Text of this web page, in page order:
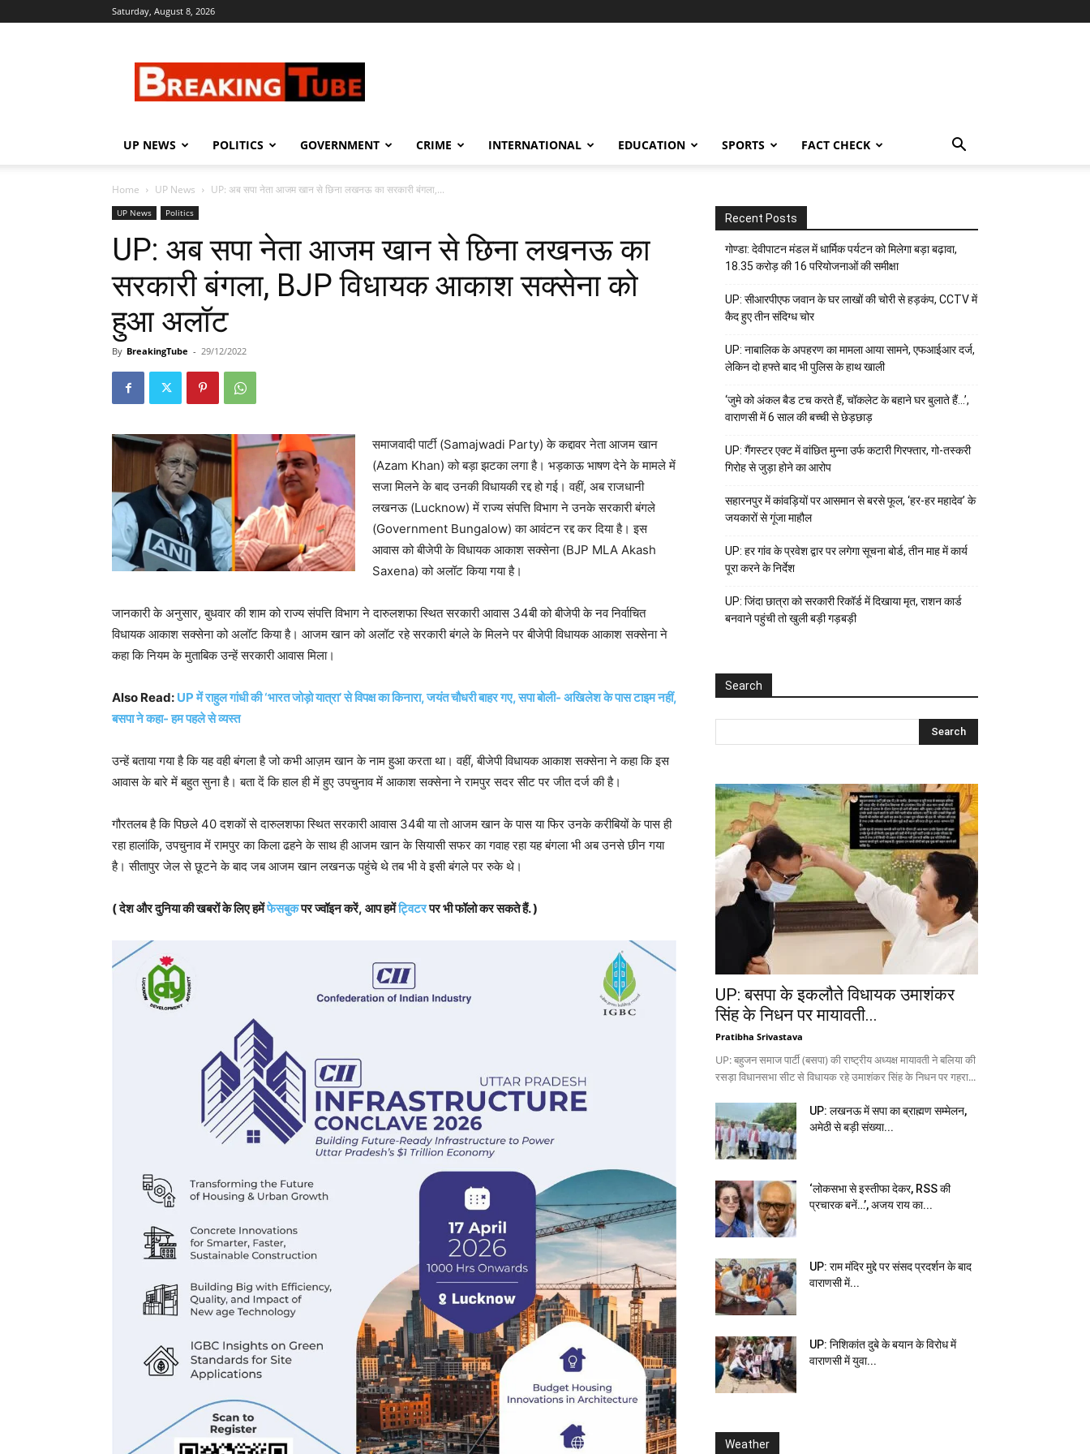
Saturday, August 8, 2026
UP NEWS POLITICS GOVERNMENT CRIME INTERNATIONAL EDUCATION SPORTS FACT CHECK
Home UP News UP: अब सपा नेता आजम खान से छिना लखनऊ का सरकारी बंगला,...
UP News Politics
UP: अब सपा नेता आजम खान से छिना लखनऊ का
सरकारी बंगला, BJP विधायक आकाश सक्सेना को
हुआ अलॉट
By BreakingTube - 29/12/2022
समाजवादी पार्टी (Samajwadi Party) के कद्दावर नेता आजम खान
(Azam Khan) को बड़ा झटका लगा है। भड़काऊ भाषण देने के मामले में
सजा मिलने के बाद उनकी विधायकी रद्द हो गई। वहीं, अब राजधानी
लखनऊ (Lucknow) में राज्य संपत्ति विभाग ने उनके सरकारी बंगले
(Government Bungalow) का आवंटन रद्द कर दिया है। इस
आवास को बीजेपी के विधायक आकाश सक्सेना (BJP MLA Akash
Saxena) को अलॉट किया गया है।
जानकारी के अनुसार, बुधवार की शाम को राज्य संपत्ति विभाग ने दारुलशफा स्थित सरकारी आवास 34बी को बीजेपी के नव निर्वाचित
विधायक आकाश सक्सेना को अलॉट किया है। आजम खान को अलॉट रहे सरकारी बंगले के मिलने पर बीजेपी विधायक आकाश सक्सेना ने
कहा कि नियम के मुताबिक उन्हें सरकारी आवास मिला।
Also Read: UP में राहुल गांधी की ‘भारत जोड़ो यात्रा’ से विपक्ष का किनारा, जयंत चौधरी बाहर गए, सपा बोली- अखिलेश के पास टाइम नहीं,
बसपा ने कहा- हम पहले से व्यस्त
उन्हें बताया गया है कि यह वही बंगला है जो कभी आज़म खान के नाम हुआ करता था। वहीं, बीजेपी विधायक आकाश सक्सेना ने कहा कि इस
आवास के बारे में बहुत सुना है। बता दें कि हाल ही में हुए उपचुनाव में आकाश सक्सेना ने रामपुर सदर सीट पर जीत दर्ज की है।
गौरतलब है कि पिछले 40 दशकों से दारुलशफा स्थित सरकारी आवास 34बी या तो आजम खान के पास या फिर उनके करीबियों के पास ही
रहा हालांकि, उपचुनाव में रामपुर का किला ढहने के साथ ही आजम खान के सियासी सफर का गवाह रहा यह बंगला भी अब उनसे छीन गया
है। सीतापुर जेल से छूटने के बाद जब आजम खान लखनऊ पहुंचे थे तब भी वे इसी बंगले पर रुके थे।
( देश और दुनिया की खबरों के लिए हमेंफेसबुकपर ज्वॉइन करें, आप हमेंट्विटरपर भी फॉलो कर सकते हैं. )
Recent Posts
गोण्डा: देवीपाटन मंडल में धार्मिक पर्यटन को मिलेगा बड़ा बढ़ावा,
18.35 करोड़ की 16 परियोजनाओं की समीक्षा
UP: सीआरपीएफ जवान के घर लाखों की चोरी से हड़कंप, CCTV में
कैद हुए तीन संदिग्ध चोर
UP: नाबालिक के अपहरण का मामला आया सामने, एफआईआर दर्ज,
लेकिन दो हफ्ते बाद भी पुलिस के हाथ खाली
‘जुमे को अंकल बैड टच करते हैं, चॉकलेट के बहाने घर बुलाते हैं…’,
वाराणसी में 6 साल की बच्ची से छेड़छाड़
UP: गैंगस्टर एक्ट में वांछित मुन्ना उर्फ कटारी गिरफ्तार, गो-तस्करी
गिरोह से जुड़ा होने का आरोप
सहारनपुर में कांवड़ियों पर आसमान से बरसे फूल, ‘हर-हर महादेव’ के
जयकारों से गूंजा माहौल
UP: हर गांव के प्रवेश द्वार पर लगेगा सूचना बोर्ड, तीन माह में कार्य
पूरा करने के निर्देश
UP: जिंदा छात्रा को सरकारी रिकॉर्ड में दिखाया मृत, राशन कार्ड
बनवाने पहुंची तो खुली बड़ी गड़बड़ी
Search
UP: बसपा के इकलौते विधायक उमाशंकर
सिंह के निधन पर मायावती...
Pratibha Srivastava
UP: बहुजन समाज पार्टी (बसपा) की राष्ट्रीय अध्यक्ष मायावती ने बलिया की
रसड़ा विधानसभा सीट से विधायक रहे उमाशंकर सिंह के निधन पर गहरा...
UP: लखनऊ में सपा का ब्राह्मण सम्मेलन,
अमेठी से बड़ी संख्या...
‘लोकसभा से इस्तीफा देकर, RSS की
प्रचारक बनें…’, अजय राय का...
UP: राम मंदिर मुद्दे पर संसद प्रदर्शन के बाद
वाराणसी में...
UP: निशिकांत दुबे के बयान के विरोध में
वाराणसी में युवा...
Weather